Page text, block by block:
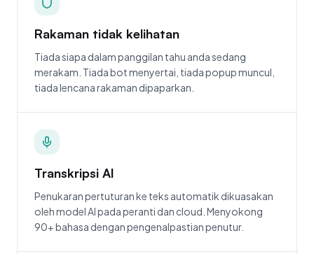
Rakaman tidak kelihatan
Tiada siapa dalam panggilan tahu anda sedang
merakam. Tiada bot menyertai, tiada popup muncul,
tiada lencana rakaman dipaparkan.
Transkripsi AI
Penukaran pertuturan ke teks automatik dikuasakan
oleh model AI pada peranti dan cloud. Menyokong
90+ bahasa dengan pengenalpastian penutur.